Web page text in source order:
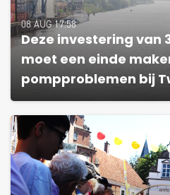
08 AUG 17:58
Deze investering van
moet een einde
pompproblemen bij